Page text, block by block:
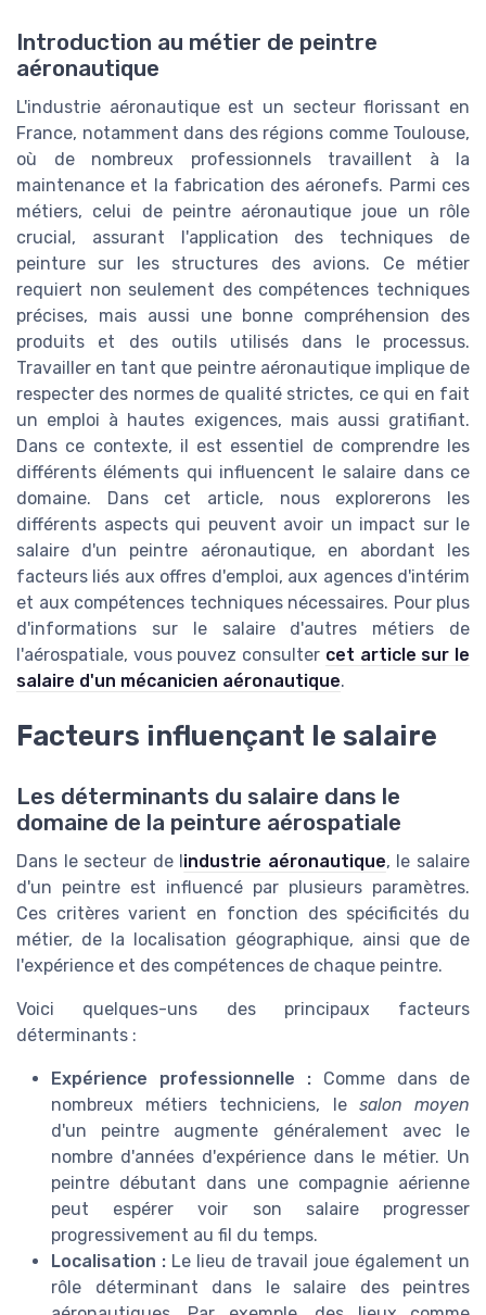
Introduction au métier de peintre
aéronautique
L'industrie aéronautique est un secteur florissant en
France, notamment dans des régions comme Toulouse,
où de nombreux professionnels travaillent à la
maintenance et la fabrication des aéronefs. Parmi ces
métiers, celui de peintre aéronautique joue un rôle
crucial, assurant l'application des techniques de
peinture sur les structures des avions. Ce métier
requiert non seulement des compétences techniques
précises, mais aussi une bonne compréhension des
produits et des outils utilisés dans le processus.
Travailler en tant que peintre aéronautique implique de
respecter des normes de qualité strictes, ce qui en fait
un emploi à hautes exigences, mais aussi gratifiant.
Dans ce contexte, il est essentiel de comprendre les
différents éléments qui influencent le salaire dans ce
domaine. Dans cet article, nous explorerons les
différents aspects qui peuvent avoir un impact sur le
salaire d'un peintre aéronautique, en abordant les
facteurs liés aux offres d'emploi, aux agences d'intérim
et aux compétences techniques nécessaires. Pour plus
d'informations sur le salaire d'autres métiers de
l'aérospatiale, vous pouvez consulter cet article sur le
salaire d'un mécanicien aéronautique.
Facteurs influençant le salaire
Les déterminants du salaire dans le
domaine de la peinture aérospatiale
Dans le secteur de lindustrie aéronautique, le salaire
d'un peintre est influencé par plusieurs paramètres.
Ces critères varient en fonction des spécificités du
métier, de la localisation géographique, ainsi que de
l'expérience et des compétences de chaque peintre.
Voici quelques-uns des principaux facteurs
déterminants :
Expérience professionnelle : Comme dans de
nombreux métiers techniciens, le salon moyen
d'un peintre augmente généralement avec le
nombre d'années d'expérience dans le métier. Un
peintre débutant dans une compagnie aérienne
peut espérer voir son salaire progresser
progressivement au fil du temps.
Localisation :Le lieu de travail joue également un
rôle déterminant dans le salaire des peintres